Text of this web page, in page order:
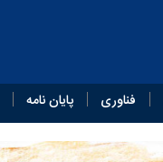
فناوری پایان‌ نامه